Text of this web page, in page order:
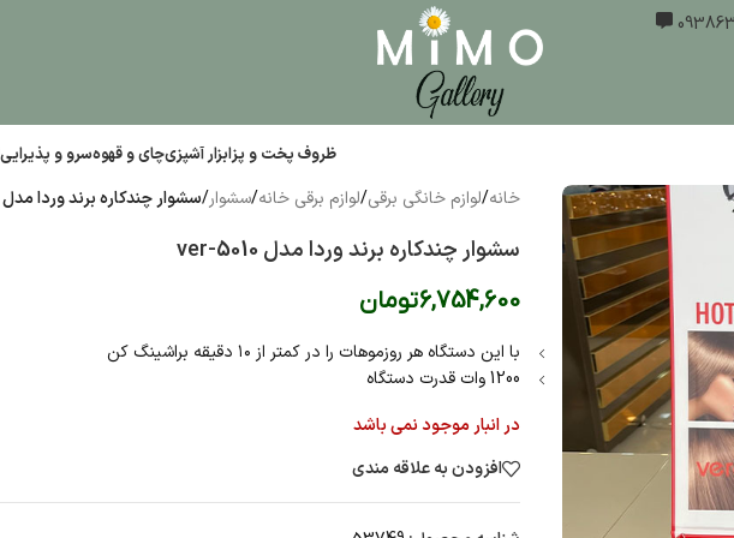
ظروف پخت و پزابزار آشپزیچای و قهوهسرو و پذیرایی
خانه/لوازم خانگی برقی/لوازم برقی خانه/سشوار/سشوار چندکاره برند وردا مدل ver-5010
سشوار چندکاره برند وردا مدل ver-5010
6,754,600تومان
با اين دستگاه هر روزموهات را در كمتر از ١٠ دقيقه براشينگ كن
1200 وات قدرت دستگاه
در انبار موجود نمی باشد
افزودن به علاقه مندی